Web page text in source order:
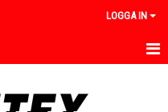
LOGGA IN